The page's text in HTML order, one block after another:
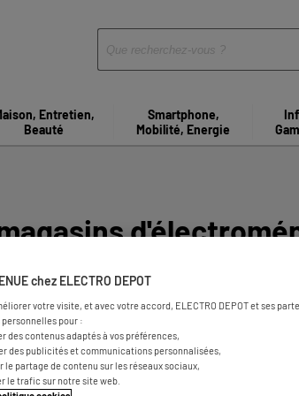
Entretien,
Beauté
Smartphone,
Mobilité, Energie
chez ELECTRO DEPOT
votre visite, et avec votre accord, ELECTRO DEPOT et ses
pour :
des contenus adaptés à vos préférences,
des publicités et communications personnalisées,
partage de contenu sur les réseaux sociaux,
le trafic sur notre site web.